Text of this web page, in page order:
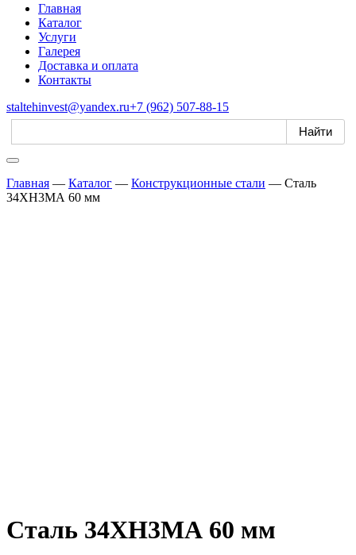
Главная
Каталог
Услуги
Галерея
Доставка и оплата
Контакты
staltehinvest@yandex.ru+7 (962) 507-88-15
Главная — Каталог — Конструкционные стали — Сталь
34ХН3МА 60 мм
Сталь 34ХН3МА 60 мм